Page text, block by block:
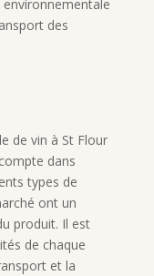
des
de vin à St Flour
dans
types de
ont un
produit. Il est
de chaque
et la